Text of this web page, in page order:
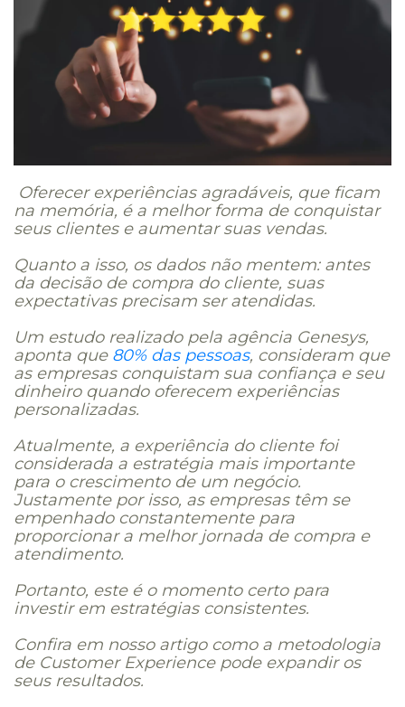
Oferecer experiências agradáveis, que ficam
na memória, é a melhor forma de conquistar
seus clientes e aumentar suas vendas.
Quanto a isso, os dados não mentem: antes
da decisão de compra do cliente, suas
expectativas precisam ser atendidas.
Um estudo realizado pela agência Genesys,
aponta que 80% das pessoas, consideram que
as empresas conquistam sua confiança e seu
dinheiro quando oferecem experiências
personalizadas.
Atualmente, a experiência do cliente foi
considerada a estratégia mais importante
para o crescimento de um negócio.
Justamente por isso, as empresas têm se
empenhado constantemente para
proporcionar a melhor jornada de compra e
atendimento.
Portanto, este é o momento certo para
investir em estratégias consistentes.
Confira em nosso artigo como a metodologia
de Customer Experience pode expandir os
seus resultados.